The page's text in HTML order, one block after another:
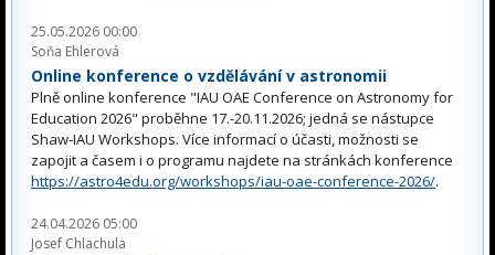
25.05.2026 00:00
Soňa Ehlerová
Online konference o vzdělávání v astronomii
Plně online konference "IAU OAE Conference on Astronomy for
Education 2026" proběhne 17.-20.11.2026; jedná se nástupce
Shaw-IAU Workshops. Více informací o účasti, možnosti se
zapojit a časem i o programu najdete na stránkách konference
https://astro4edu.org/workshops/iau-oae-conference-2026/.
24.04.2026 05:00
Josef Chlachula